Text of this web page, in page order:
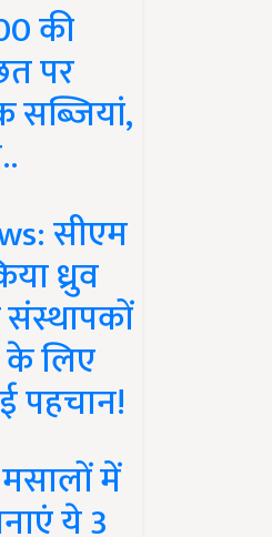
की
पर
सब्जियां,
सीएम
ध्रुव
के लिए
पहचान!
में
ये 3